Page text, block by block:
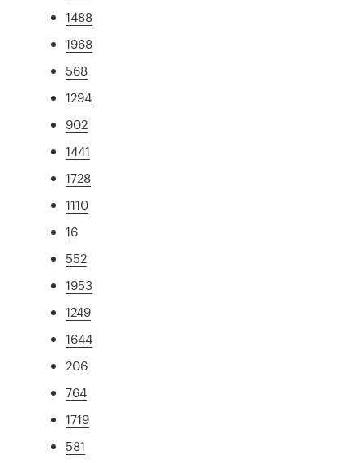
1488
1968
568
1294
902
1441
1728
1110
16
552
1953
1249
1644
206
764
1719
581